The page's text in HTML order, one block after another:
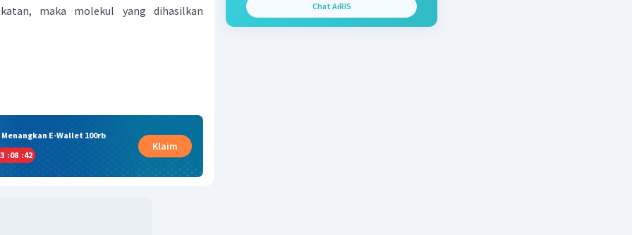
maka molekul yang dihasilkan
E-Wallet 100rb
:08 :41
Klaim
Chat AiRIS